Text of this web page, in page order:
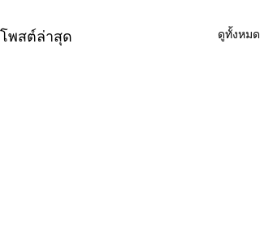
โพสต์ล่าสุด ดูทั้งหมด